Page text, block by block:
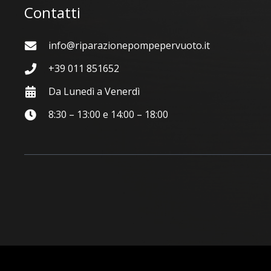
Contatti
info@riparazionepompepervuoto.it
+39 011 851652
Da Lunedì a Venerdì
8:30 – 13:00 e 14:00 – 18:00